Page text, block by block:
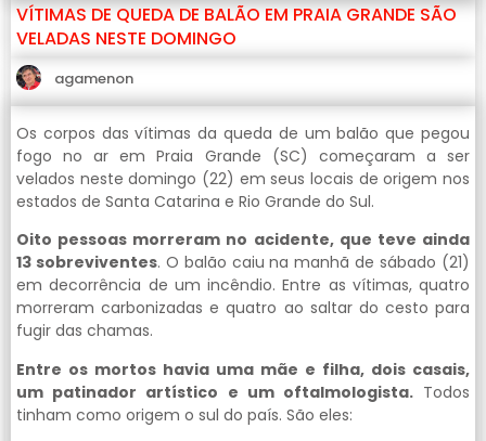
VÍTIMAS DE QUEDA DE BALÃO EM PRAIA GRANDE SÃO
VELADAS NESTE DOMINGO
agamenon
Os corpos das vítimas da queda de um balão que pegou
fogo no ar em Praia Grande (SC) começaram a ser
velados neste domingo (22) em seus locais de origem nos
estados de Santa Catarina e Rio Grande do Sul.
Oito pessoas morreram no acidente, que teve ainda
13 sobreviventes. O balão caiu na manhã de sábado (21)
em decorrência de um incêndio. Entre as vítimas, quatro
morreram carbonizadas e quatro ao saltar do cesto para
fugir das chamas.
Entre os mortos havia uma mãe e filha, dois casais,
um patinador artístico e um oftalmologista.Todos
tinham como origem o sul do país. São eles: